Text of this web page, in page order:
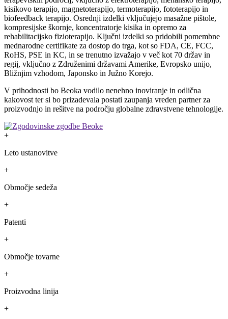
kisikovo terapijo, magnetoterapijo, termoterapijo, fototerapijo in
biofeedback terapijo. Osrednji izdelki vključujejo masažne pištole,
kompresijske škornje, koncentratorje kisika in opremo za
rehabilitacijsko fizioterapijo. Ključni izdelki so pridobili pomembne
mednarodne certifikate za dostop do trga, kot so FDA, CE, FCC,
RoHS, PSE in KC, in se trenutno izvažajo v več kot 70 držav in
regij, vključno z Združenimi državami Amerike, Evropsko unijo,
Bližnjim vzhodom, Japonsko in Južno Korejo.
V prihodnosti bo Beoka vodilo nenehno inoviranje in odlična
kakovost ter si bo prizadevala postati zaupanja vreden partner za
proizvodnjo in rešitve na področju globalne zdravstvene tehnologije.
+
Leto ustanovitve
+
Območje sedeža
+
Patenti
+
Območje tovarne
+
Proizvodna linija
+